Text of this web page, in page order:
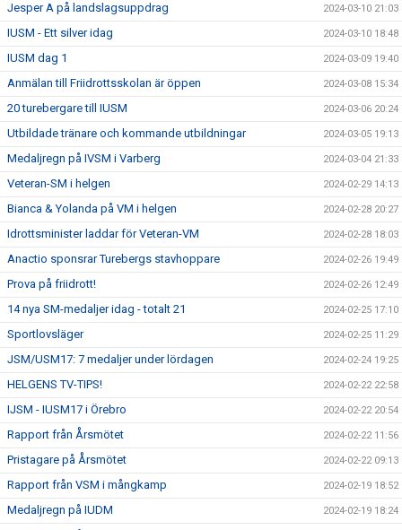
Jesper A på landslagsuppdrag 2024-03-10 21:03
IUSM - Ett silver idag 2024-03-10 18:48
IUSM dag 1 2024-03-09 19:40
Anmälan till Friidrottsskolan är öppen 2024-03-08 15:34
20 turebergare till IUSM 2024-03-06 20:24
Utbildade tränare och kommande utbildningar 2024-03-05 19:13
Medaljregn på IVSM i Varberg 2024-03-04 21:33
Veteran-SM i helgen 2024-02-29 14:13
Bianca & Yolanda på VM i helgen 2024-02-28 20:27
Idrottsminister laddar för Veteran-VM 2024-02-28 18:03
Anactio sponsrar Turebergs stavhoppare 2024-02-26 19:49
Prova på friidrott! 2024-02-26 12:49
14 nya SM-medaljer idag - totalt 21 2024-02-25 17:10
Sportlovsläger 2024-02-25 11:29
JSM/USM17: 7 medaljer under lördagen 2024-02-24 19:25
HELGENS TV-TIPS! 2024-02-22 22:58
IJSM - IUSM17 i Örebro 2024-02-22 20:54
Rapport från Årsmötet 2024-02-22 11:56
Pristagare på Årsmötet 2024-02-22 09:13
Rapport från VSM i mångkamp 2024-02-19 18:52
Medaljregn på IUDM 2024-02-19 18:24